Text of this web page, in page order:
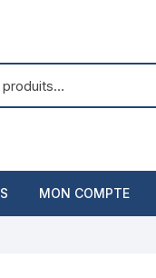
MON COMPTE